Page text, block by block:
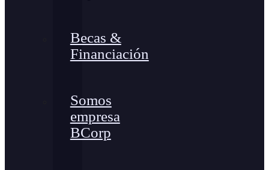
Becas &
Financiación
Somos
empresa
BCorp